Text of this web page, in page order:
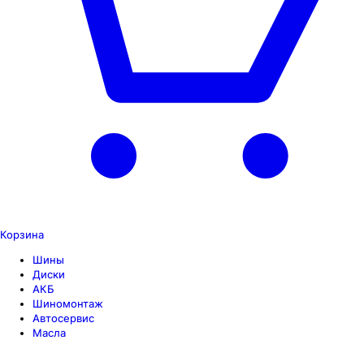
Корзина
Шины
Диски
АКБ
Шиномонтаж
Автосервис
Масла